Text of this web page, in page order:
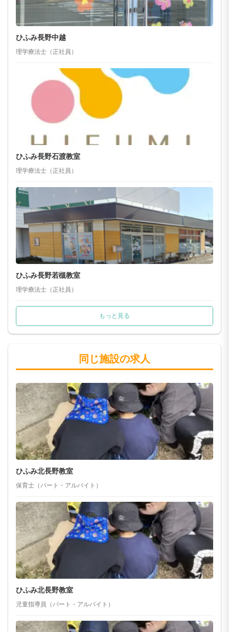
ひふみ長野中越
理学療法士（正社員）
ひふみ長野石渡教室
理学療法士（正社員）
ひふみ長野若槻教室
理学療法士（正社員）
もっと見る
同じ施設の求人
ひふみ北長野教室
保育士（パート・アルバイト）
ひふみ北長野教室
児童指導員（パート・アルバイト）